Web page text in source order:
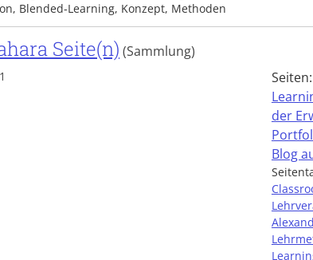
Blended-Learning, Konzept, Methoden
Seite(n) (Sammlung)
Seiten:
der
Blog